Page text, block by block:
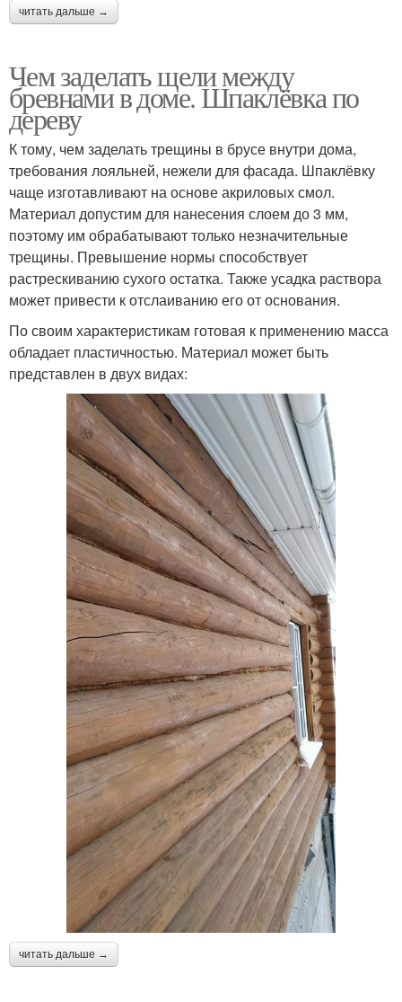
читать дальше →
Чем заделать щели между
бревнами в доме. Шпаклёвка по
дереву
К тому, чем заделать трещины в брусе внутри дома,
требования лояльней, нежели для фасада. Шпаклёвку
чаще изготавливают на основе акриловых смол.
Материал допустим для нанесения слоем до 3 мм,
поэтому им обрабатывают только незначительные
трещины. Превышение нормы способствует
растрескиванию сухого остатка. Также усадка раствора
может привести к отслаиванию его от основания.
По своим характеристикам готовая к применению масса
обладает пластичностью. Материал может быть
представлен в двух видах:
читать дальше →